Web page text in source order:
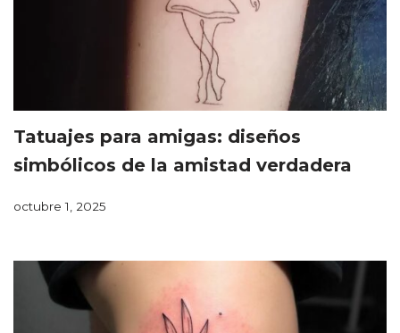
Tatuajes para amigas: diseños
simbólicos de la amistad verdadera
octubre 1, 2025